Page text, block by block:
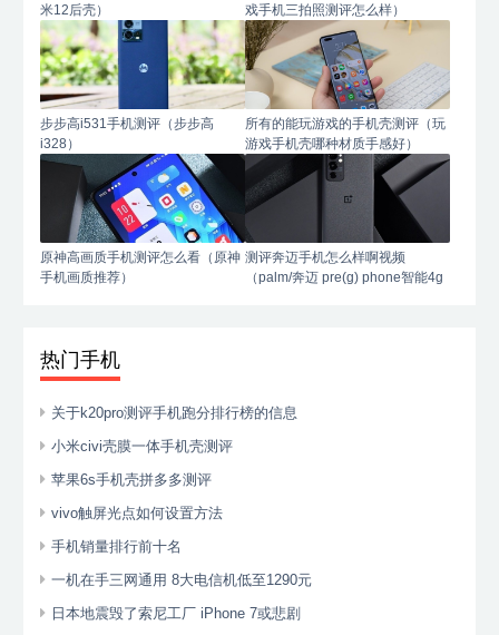
米12后壳）
戏手机三拍照测评怎么样）
步步高i531手机测评（步步高
i328）
所有的能玩游戏的手机壳测评（玩
游戏手机壳哪种材质手感好）
原神高画质手机测评怎么看（原神
手机画质推荐）
测评奔迈手机怎么样啊视频
（palm/奔迈 pre(g) phone智能4g
热门手机
关于k20pro测评手机跑分排行榜的信息
小米civi壳膜一体手机壳测评
苹果6s手机壳拼多多测评
vivo触屏光点如何设置方法
手机销量排行前十名
一机在手三网通用 8大电信机低至1290元
日本地震毁了索尼工厂 iPhone 7或悲剧